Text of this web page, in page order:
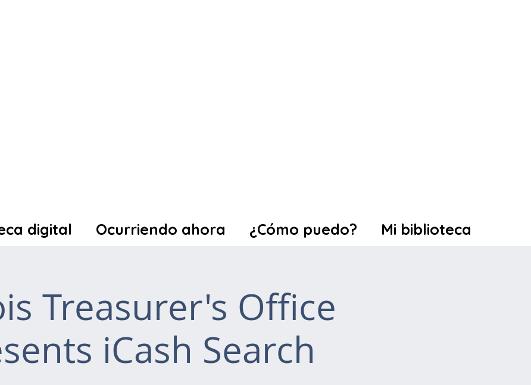
digital Ocurriendo ahora ¿Cómo puedo? Mi biblioteca
Treasurer's Office
iCash Search